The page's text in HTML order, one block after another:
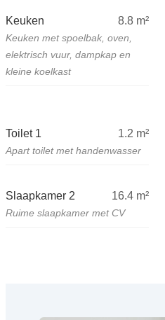
Keuken 8.8 m²
Keuken met spoelbak, oven,
elektrisch vuur, dampkap en
kleine koelkast
Toilet 1 1.2 m²
Apart toilet met handenwasser
Slaapkamer 2 16.4 m²
Ruime slaapkamer met CV